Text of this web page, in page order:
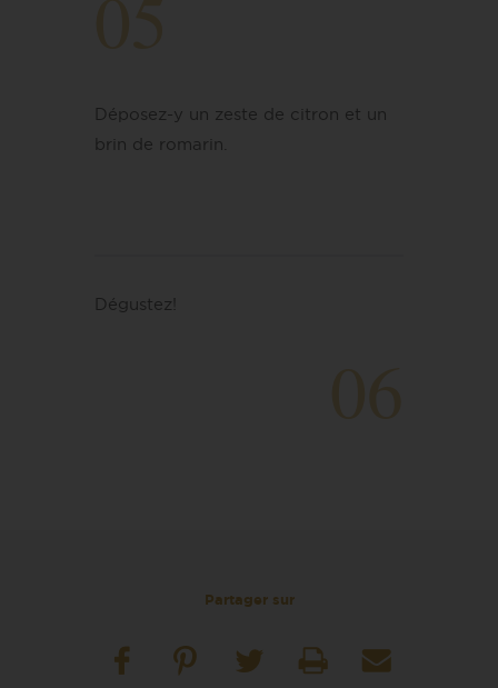
Déposez-y un zeste de citron et un
brin de romarin.
Dégustez!
Partager sur